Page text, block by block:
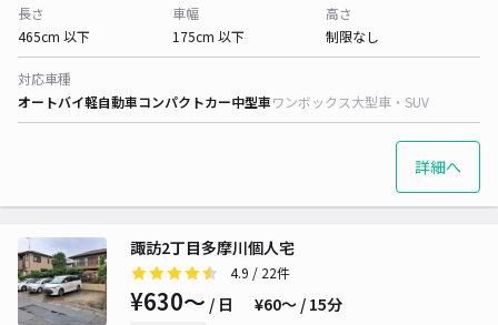
長さ
465cm 以下
車幅
175cm 以下
高さ
制限なし
対応車種
オートバイ軽自動車コンパクトカー中型車ワンボックス大型車・SUV
詳細へ
諏訪2丁目多摩川個人宅
4.9 / 22件
¥630〜 / 日 ¥60〜 / 15分